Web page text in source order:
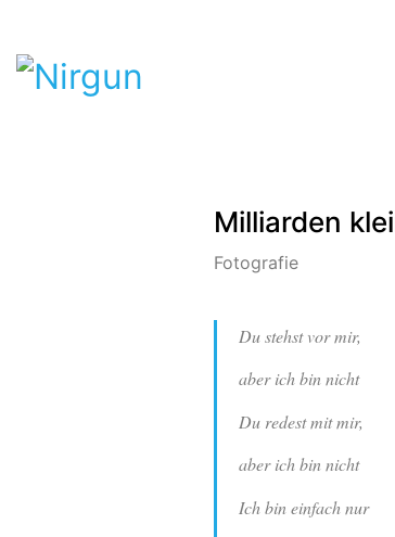
Milliarden
Fotografie
Du stehst vor mir,
aber ich bin
Du redest mit mir,
aber ich bin
Ich bin einfach nur